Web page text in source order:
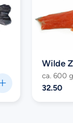
Wilde
ca. 600
32.50